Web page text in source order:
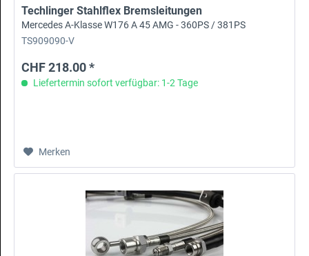
Techlinger Stahlflex Bremsleitungen
Mercedes A-Klasse W176 A 45 AMG - 360PS / 381PS
TS909090-V
CHF 218.00 *
Liefertermin sofort verfügbar: 1-2 Tage
Merken